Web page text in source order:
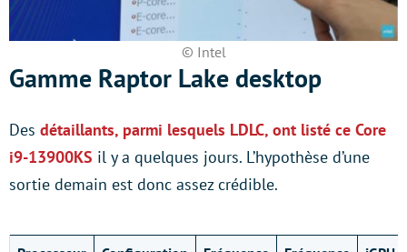
© Intel
Gamme Raptor Lake desktop
Des détaillants, parmi lesquels LDLC, ont listé ce Core
i9-13900KS il y a quelques jours. L’hypothèse d’une
sortie demain est donc assez crédible.